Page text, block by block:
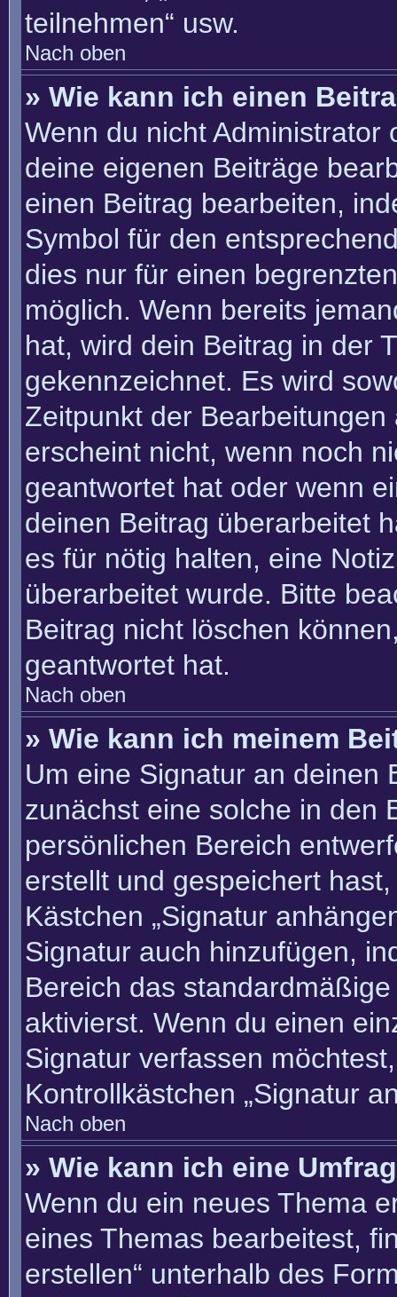
teilnehmen“ usw.
Nach oben
» Wie kann ich einen
Wenn du nicht
deine eigenen Beiträge
einen Beitrag bearbeiten,
Symbol für den
dies nur für einen
möglich. Wenn bereits
hat, wird dein Beitrag in der
gekennzeichnet. Es wird
Zeitpunkt der
erscheint nicht, wenn noch
geantwortet hat oder wenn
deinen Beitrag überarbeitet
es für nötig halten, eine
überarbeitet wurde. Bitte
Beitrag nicht löschen
geantwortet hat.
Nach oben
» Wie kann ich meinem
Um eine Signatur an deinen
zunächst eine solche in den
persönlichen Bereich
erstellt und gespeichert
Kästchen „Signatur
Signatur auch hinzufügen,
Bereich das
aktivierst. Wenn du einen
Signatur verfassen
Kontrollkästchen „Signatur
Nach oben
» Wie kann ich eine
Wenn du ein neues Thema
eines Themas bearbeitest,
erstellen“ unterhalb des